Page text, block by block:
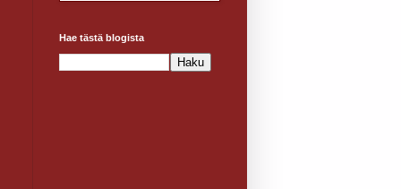
Hae tästä blogista